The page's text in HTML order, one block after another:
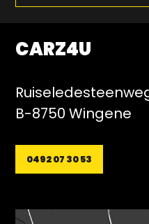
CARZ4U
B-8750 Wingene
0492 07 30 53